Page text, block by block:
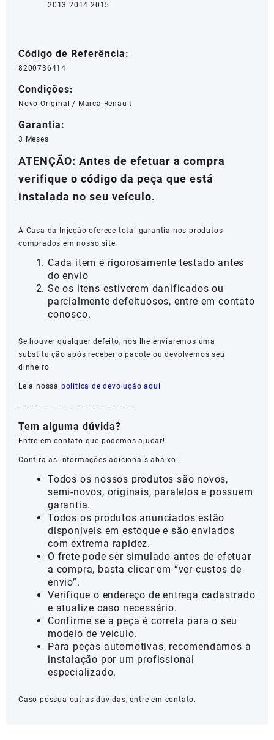
2013 2014 2015
Código de Referência:
8200736414
Condições:
Novo Original / Marca Renault
Garantia:
3 Meses
ATENÇÃO: Antes de efetuar a compra
verifique o código da peça que está
instalada no seu veículo.
A Casa da Injeção oferece total garantia nos produtos
comprados em nosso site.
Cada item é rigorosamente testado antes
do envio
Se os itens estiverem danificados ou
parcialmente defeituosos, entre em contato
conosco.
Se houver qualquer defeito, nós lhe enviaremos uma
substituição após receber o pacote ou devolvemos seu
dinheiro.
Leia nossa política de devolução aqui
———————————————————–
Tem alguma dúvida?
Entre em contato que podemos ajudar!
Confira as informações adicionais abaixo:
Todos os nossos produtos são novos,
semi-novos, originais, paralelos e possuem
garantia.
Todos os produtos anunciados estão
disponíveis em estoque e são enviados
com extrema rapidez.
O frete pode ser simulado antes de efetuar
a compra, basta clicar em “ver custos de
envio”.
Verifique o endereço de entrega cadastrado
e atualize caso necessário.
Confirme se a peça é correta para o seu
modelo de veículo.
Para peças automotivas, recomendamos a
instalação por um profissional
especializado.
Caso possua outras dúvidas, entre em contato.